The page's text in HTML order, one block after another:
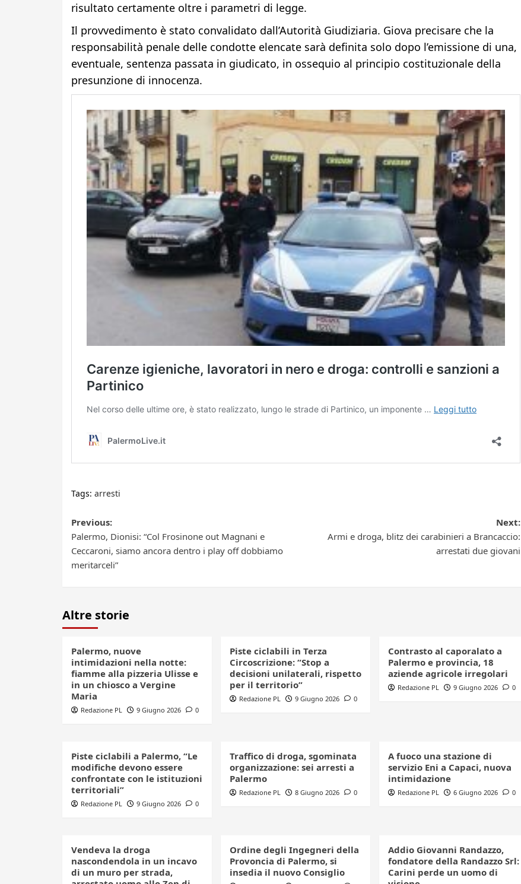
risultato certamente oltre i parametri di legge.
Il provvedimento è stato convalidato dall’Autorità Giudiziaria. Giova precisare che la
responsabilità penale delle condotte elencate sarà definita solo dopo l’emissione di una,
eventuale, sentenza passata in giudicato, in ossequio al principio costituzionale della
presunzione di innocenza.
Tags: arresti
Post
navigation
Previous:
Palermo, Dionisi: “Col Frosinone out Magnani e
Ceccaroni, siamo ancora dentro i play off dobbiamo
meritarceli”
Next:
Armi e droga, blitz dei carabinieri a Brancaccio:
arrestati due giovani
Altre storie
Palermo, nuove
intimidazioni nella notte:
fiamme alla pizzeria Ulisse e
in un chiosco a Vergine
Maria
Redazione PL 9 Giugno 2026 0
Piste ciclabili in Terza
Circoscrizione: “Stop a
decisioni unilaterali, rispetto
per il territorio”
Redazione PL 9 Giugno 2026 0
Contrasto al caporalato a
Palermo e provincia, 18
aziende agricole irregolari
Redazione PL 9 Giugno 2026 0
Piste ciclabili a Palermo, “Le
modifiche devono essere
confrontate con le istituzioni
territoriali”
Redazione PL 9 Giugno 2026 0
Traffico di droga, sgominata
organizzazione: sei arresti a
Palermo
Redazione PL 8 Giugno 2026 0
A fuoco una stazione di
servizio Eni a Capaci, nuova
intimidazione
Redazione PL 6 Giugno 2026 0
Vendeva la droga
nascondendola in un incavo
di un muro per strada,
Ordine degli Ingegneri della
Provoncia di Palermo, si
insedia il nuovo Consiglio
Addio Giovanni Randazzo,
fondatore della Randazzo Srl:
Carini perde un uomo di